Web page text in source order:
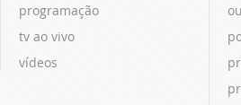
programação
tv ao vivo
vídeos